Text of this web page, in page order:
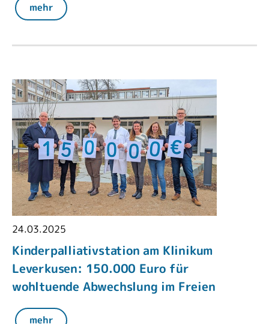
mehr
24.03.2025
Kinderpalliativstation am Klinikum
Leverkusen: 150.000 Euro für
wohltuende Abwechslung im Freien
mehr